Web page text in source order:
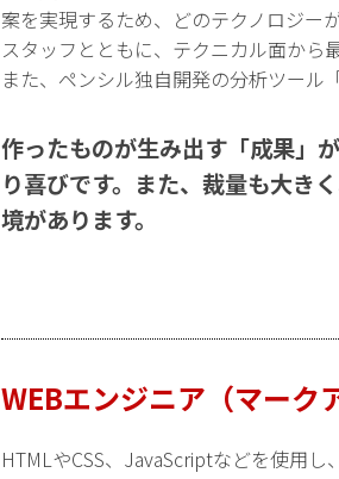
案を実現するため、どのテクノロジー
スタッフとともに、テクニカル面から
また、ペンシル独自開発の分析ツール
作ったものが生み出す「成果」
り喜びです。また、裁量も大き
境があります。
WEBエンジニア（マーク
HTMLやCSS、JavaScriptなどを使用